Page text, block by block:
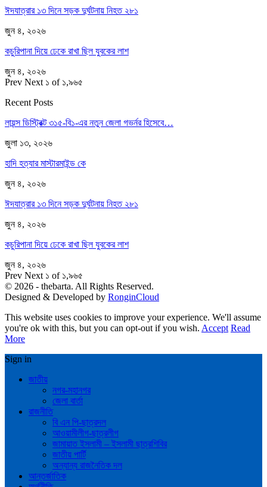
ঈদযাত্রার ১৩ দিনে সড়ক দুর্ঘটনায় নিহত ২৮১
জুন ৪, ২০২৬
কচুরিপানা দিয়ে ঢেকে রাখা ছিল যুবকের লাশ
জুন ৪, ২০২৬
Prev Next ১ of ১,৯৬৫
Recent Posts
লায়ন্স ডিস্ট্রিক্ট ৩১৫-বি১-এর নতুন জেলা গভর্নর হিসেবে…
জুলা ১৩, ২০২৬
হাদি হত্যার মাস্টারমাইন্ড কে
জুন ৪, ২০২৬
ঈদযাত্রার ১৩ দিনে সড়ক দুর্ঘটনায় নিহত ২৮১
জুন ৪, ২০২৬
কচুরিপানা দিয়ে ঢেকে রাখা ছিল যুবকের লাশ
জুন ৪, ২০২৬
Prev Next ১ of ১,৯৬৫
© 2026 - thebarta. All Rights Reserved.
Designed & Developed by RonginCloud
This website uses cookies to improve your experience. We'll assume
you're ok with this, but you can opt-out if you wish. Accept Read
More
Sign in
জাতীয়
নগর-মহানগর
জেলা বার্তা
রাজনীতি
বি এন পি-ছাত্রদল
আওয়ামীলীগ-ছাত্রলীগ
জামায়াত ইসলামী – ইসলামী ছাত্রশিবির
জাতীয় পার্টি
অন্যান্য রাজনৈতিক দল
আন্তর্জাতিক